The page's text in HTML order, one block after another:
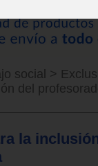
social >
del
la